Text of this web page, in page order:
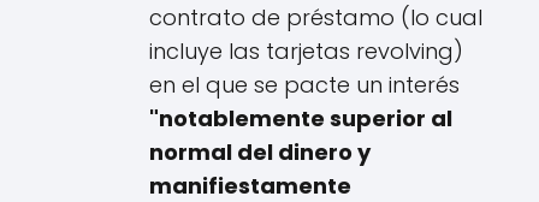
contrato de préstamo (lo cual
incluye las tarjetas revolving)
en el que se pacte un interés
"notablemente superior al
normal del dinero y
manifiestamente